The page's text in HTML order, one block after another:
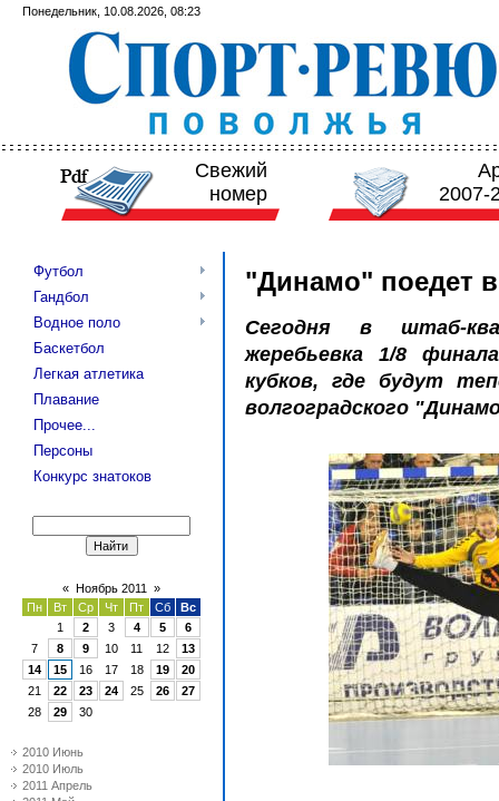
Понедельник, 10.08.2026, 08:23
Свежий
номер
2007-
Футбол
Гандбол
Водное поло
Баскетбол
Легкая атлетика
Плавание
Прочее...
Персоны
Конкурс знатоков
« Ноябрь 2011
»
Пн
Вт Ср Чт Пт Сб
Вс
1
2 3 4 5
6
7
8 9 10 11 12
13
14
15 16 17 18 19
20
21
22 23 24 25 26
27
28
29 30
2010 Июнь
2010 Июль
2011 Апрель
"Динамо" поедет
Сегодня в штаб-
жеребьевка 1/8
кубков, где будут
волгоградского